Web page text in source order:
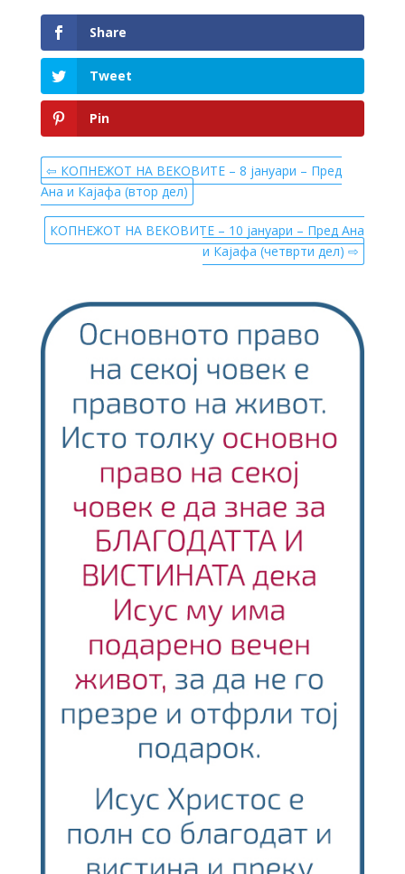
Share
Tweet
Pin
⇦ КОПНЕЖОТ НА ВЕКОВИТЕ – 8 јануари – Пред
Ана и Кајафа (втор дел)
КОПНЕЖОТ НА ВЕКОВИТЕ – 10 јануари – Пред Ана
и Кајафа (четврти дел) ⇨